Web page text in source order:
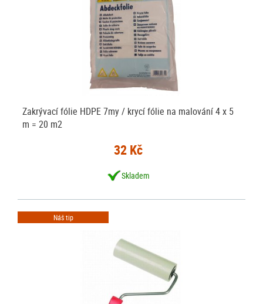
Zakrývací fólie HDPE 7my / krycí fólie na malování 4 x 5
m = 20 m2
32 Kč
Skladem
Náš tip